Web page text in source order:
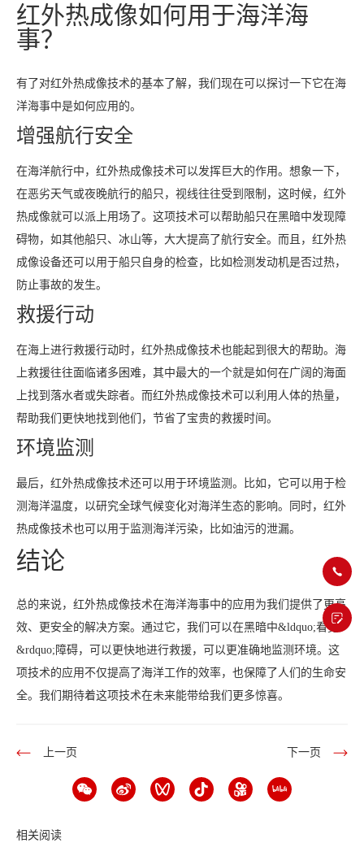
红外热成像如何用于海洋海
事？
有了对红外热成像技术的基本了解，我们现在可以探讨一下它在海
洋海事中是如何应用的。
增强航行安全
在海洋航行中，红外热成像技术可以发挥巨大的作用。想象一下，
在恶劣天气或夜晚航行的船只，视线往往受到限制，这时候，红外
热成像就可以派上用场了。这项技术可以帮助船只在黑暗中发现障
碍物，如其他船只、冰山等，大大提高了航行安全。而且，红外热
成像设备还可以用于船只自身的检查，比如检测发动机是否过热，
防止事故的发生。
救援行动
在海上进行救援行动时，红外热成像技术也能起到很大的帮助。海
上救援往往面临诸多困难，其中最大的一个就是如何在广阔的海面
上找到落水者或失踪者。而红外热成像技术可以利用人体的热量，
帮助我们更快地找到他们，节省了宝贵的救援时间。
环境监测
最后，红外热成像技术还可以用于环境监测。比如，它可以用于检
测海洋温度，以研究全球气候变化对海洋生态的影响。同时，红外
热成像技术也可以用于监测海洋污染，比如油污的泄漏。
结论
总的来说，红外热成像技术在海洋海事中的应用为我们提供了更高
效、更安全的解决方案。通过它，我们可以在黑暗中&ldquo;看见
&rdquo;障碍，可以更快地进行救援，可以更准确地监测环境。这
项技术的应用不仅提高了海洋工作的效率，也保障了人们的生命安
全。我们期待着这项技术在未来能带给我们更多惊喜。
上一页 下一页
相关阅读